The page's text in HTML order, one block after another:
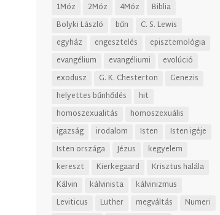
1Móz 2Móz 4Móz
Biblia
Bolyki László
bűn
C. S. Lewis
egyház
engesztelés
episztemológia
evangélium
evangéliumi
evolúció
exodusz
G. K. Chesterton
Genezis
helyettes bűnhődés
hit
homoszexualitás
homoszexuális
igazság
irodalom Isten
Isten igéje
Isten országa
Jézus
kegyelem
kereszt
Kierkegaard
Krisztus halála
Kálvin
kálvinista
kálvinizmus
Leviticus
Luther megváltás
Numeri